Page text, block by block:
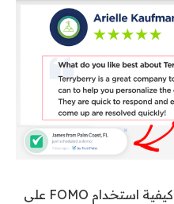
يمكنك الاطلاع على دليلنا حول كيفية استخدام FOMO على